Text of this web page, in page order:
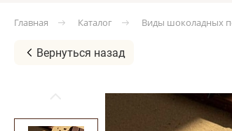
Главная Каталог Виды шоколадных
Вернуться назад